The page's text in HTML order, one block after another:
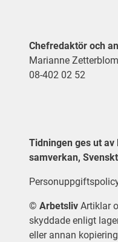
Chefredaktör och
Marianne Zetterblom
08-402 02 52
Tidningen ges ut
samverkan,
© Arbetsliv Artiklar
skyddade enligt
eller annan